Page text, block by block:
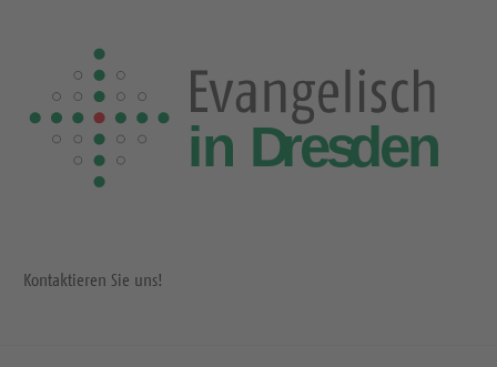
Kontaktieren Sie uns!